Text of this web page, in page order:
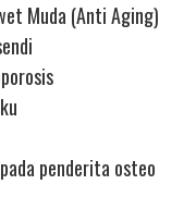
Muda (Anti Aging)
penderita osteo